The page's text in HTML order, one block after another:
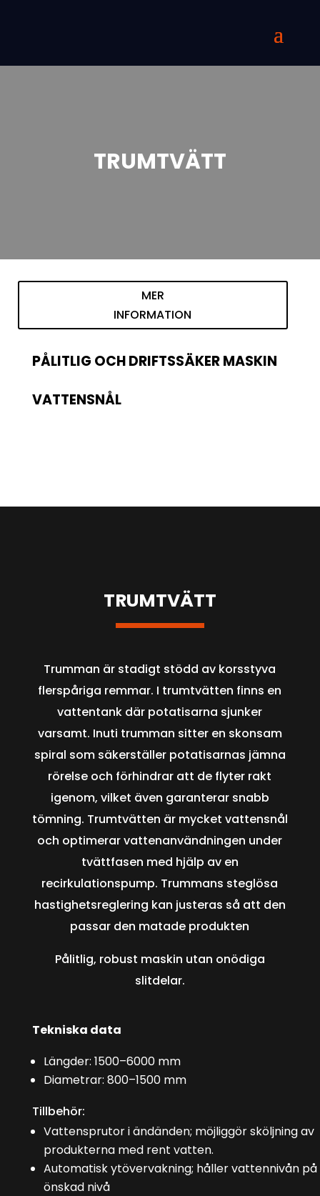
TRUMTVÄTT
MER
INFORMATION
PÅLITLIG OCH DRIFTSSÄKER MASKIN
VATTENSNÅL
TRUMTVÄTT
Trumman är stadigt stödd av korsstyva
flerspåriga remmar. I trumtvätten finns en
vattentank där potatisarna sjunker
varsamt. Inuti trumman sitter en skonsam
spiral som säkerställer potatisarnas jämna
rörelse och förhindrar att de flyter rakt
igenom, vilket även garanterar snabb
tömning. Trumtvätten är mycket vattensnål
och optimerar vattenanvändningen under
tvättfasen med hjälp av en
recirkulationspump. Trummans steglösa
hastighetsreglering kan justeras så att den
passar den matade produkten
Pålitlig, robust maskin utan onödiga
slitdelar.
Tekniska data
Längder: 1500–6000 mm
Diametrar: 800–1500 mm
Tillbehör:
Vattensprutor i ändänden; möjliggör sköljning av
produkterna med rent vatten.
Automatisk ytövervakning; håller vattennivån på
önskad nivå